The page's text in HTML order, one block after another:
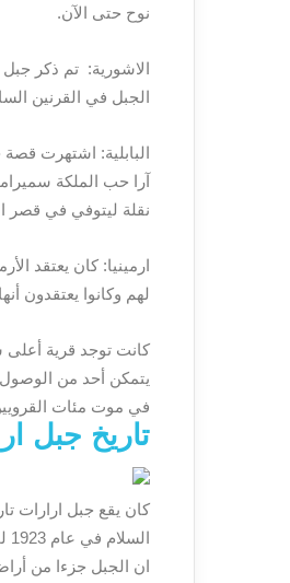
نوح حتى الآن.
الاشورية: تم ذكر
الجبل في القرنين
البابلية: اشتهرت
آرا حب الملكة
نقلة ليتوفي في قصر
ارمينيا: كان يعتقد
لهم وكانوا يعتقدون
كانت توجد قرية
في موت مئات
تاريخ جبل
كان يقع جبل ارارات
ان الجبل جزءا من